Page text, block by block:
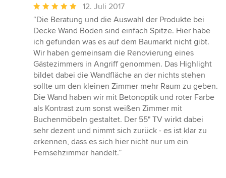
Durchschnittliche
Bewertung:
5
von
5
Sternen
12. Juli 2017
“Die Beratung und die Auswahl der Produkte bei
Decke Wand Boden sind einfach Spitze. Hier habe
ich gefunden was es auf dem Baumarkt nicht gibt.
Wir haben gemeinsam die Renovierung eines
Gästezimmers in Angriff genommen. Das Highlight
bildet dabei die Wandfläche an der nichts stehen
sollte um den kleinen Zimmer mehr Raum zu geben.
Die Wand haben wir mit Betonoptik und roter Farbe
als Kontrast zum sonst weißen Zimmer mit
Buchenmöbeln gestaltet. Der 55" TV wirkt dabei
sehr dezent und nimmt sich zurück - es ist klar zu
erkennen, dass es sich hier nicht nur um ein
Fernsehzimmer handelt.”